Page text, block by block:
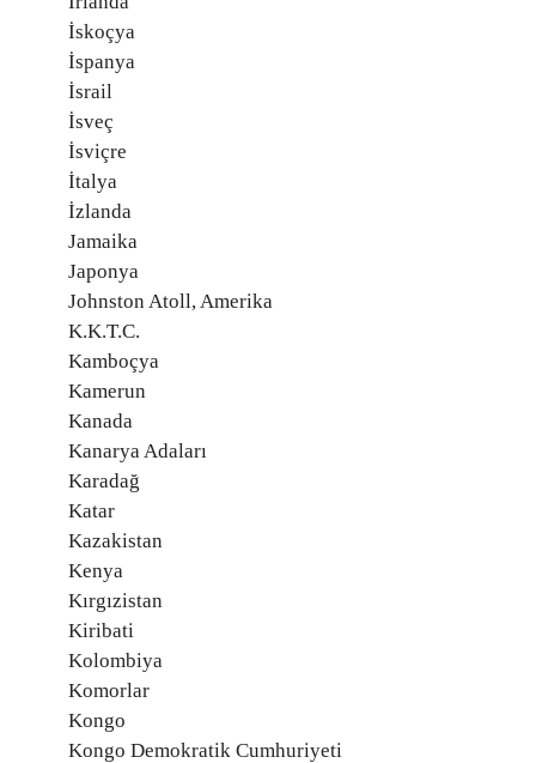
İskoçya
İspanya
İsrail
İsveç
İsviçre
İtalya
İzlanda
Jamaika
Japonya
Johnston Atoll, Amerika
K.K.T.C.
Kamboçya
Kamerun
Kanada
Kanarya Adaları
Karadağ
Katar
Kazakistan
Kenya
Kırgızistan
Kiribati
Kolombiya
Komorlar
Kongo
Kongo Demokratik Cumhuriyeti